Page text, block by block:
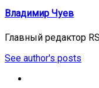
Владимир Чуев
Главный редактор
See author's posts